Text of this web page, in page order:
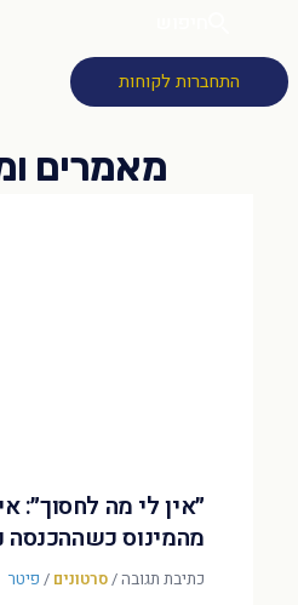
התחברות לקוחות
״אין לי מה לחסוך״:
מהמינוס כשההכנסה
כתיבת תגובה/סרטונים / פיטר